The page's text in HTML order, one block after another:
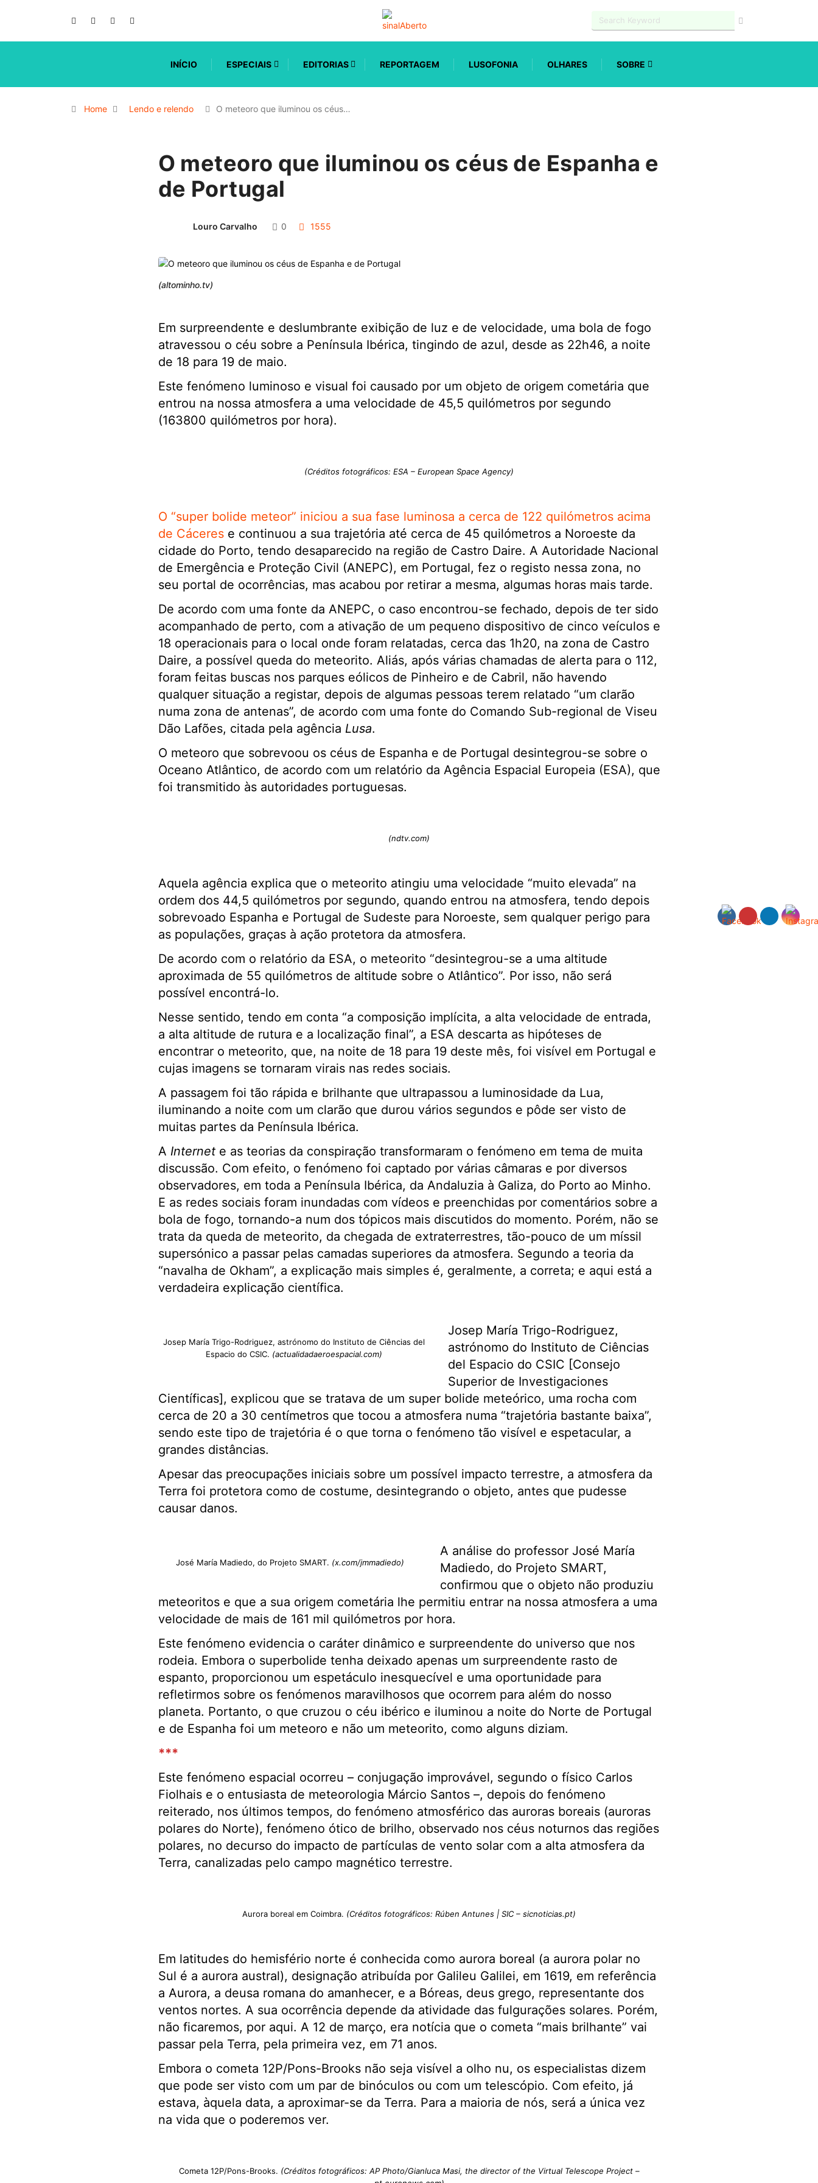
INÍCIO ESPECIAIS EDITORIAS REPORTAGEM LUSOFONIA OLHARES SOBRE
Home Lendo e relendo O meteoro que iluminou os céus…
O meteoro que iluminou os céus de Espanha e
de Portugal
Louro Carvalho 0 1555
(altominho.tv)
Em surpreendente e deslumbrante exibição de luz e de velocidade, uma bola de fogo
atravessou o céu sobre a Península Ibérica, tingindo de azul, desde as 22h46, a noite
de 18 para 19 de maio.
Este fenómeno luminoso e visual foi causado por um objeto de origem cometária que
entrou na nossa atmosfera a uma velocidade de 45,5 quilómetros por segundo
(163800 quilómetros por hora).
(Créditos fotográficos: ESA – European Space Agency)
O “super bolide meteor” iniciou a sua fase luminosa a cerca de 122 quilómetros acima
de Cácerese continuou a sua trajetória até cerca de 45 quilómetros a Noroeste da
cidade do Porto, tendo desaparecido na região de Castro Daire. A Autoridade Nacional
de Emergência e Proteção Civil (ANEPC), em Portugal, fez o registo nessa zona, no
seu portal de ocorrências, mas acabou por retirar a mesma, algumas horas mais tarde.
De acordo com uma fonte da ANEPC, o caso encontrou-se fechado, depois de ter sido
acompanhado de perto, com a ativação de um pequeno dispositivo de cinco veículos e
18 operacionais para o local onde foram relatadas, cerca das 1h20, na zona de Castro
Daire, a possível queda do meteorito. Aliás, após várias chamadas de alerta para o 112,
foram feitas buscas nos parques eólicos de Pinheiro e de Cabril, não havendo
qualquer situação a registar, depois de algumas pessoas terem relatado “um clarão
numa zona de antenas”, de acordo com uma fonte do Comando Sub-regional de Viseu
Dão Lafões, citada pela agência Lusa.
O meteoro que sobrevoou os céus de Espanha e de Portugal desintegrou-se sobre o
Oceano Atlântico, de acordo com um relatório da Agência Espacial Europeia (ESA), que
foi transmitido às autoridades portuguesas.
(ndtv.com)
Aquela agência explica que o meteorito atingiu uma velocidade “muito elevada” na
ordem dos 44,5 quilómetros por segundo, quando entrou na atmosfera, tendo depois
sobrevoado Espanha e Portugal de Sudeste para Noroeste, sem qualquer perigo para
as populações, graças à ação protetora da atmosfera.
De acordo com o relatório da ESA, o meteorito “desintegrou-se a uma altitude
aproximada de 55 quilómetros de altitude sobre o Atlântico”. Por isso, não será
possível encontrá-lo.
Nesse sentido, tendo em conta “a composição implícita, a alta velocidade de entrada,
a alta altitude de rutura e a localização final”, a ESA descarta as hipóteses de
encontrar o meteorito, que, na noite de 18 para 19 deste mês, foi visível em Portugal e
cujas imagens se tornaram virais nas redes sociais.
A passagem foi tão rápida e brilhante que ultrapassou a luminosidade da Lua,
iluminando a noite com um clarão que durou vários segundos e pôde ser visto de
muitas partes da Península Ibérica.
A Internete as teorias da conspiração transformaram o fenómeno em tema de muita
discussão. Com efeito, o fenómeno foi captado por várias câmaras e por diversos
observadores, em toda a Península Ibérica, da Andaluzia à Galiza, do Porto ao Minho.
E as redes sociais foram inundadas com vídeos e preenchidas por comentários sobre a
bola de fogo, tornando-a num dos tópicos mais discutidos do momento. Porém, não se
trata da queda de meteorito, da chegada de extraterrestres, tão-pouco de um míssil
supersónico a passar pelas camadas superiores da atmosfera. Segundo a teoria da
“navalha de Okham”, a explicação mais simples é, geralmente, a correta; e aqui está a
verdadeira explicação científica.
Josep María Trigo-Rodriguez, astrónomo do Instituto de Ciências del
Espacio do CSIC. (actualidadaeroespacial.com)
Josep María Trigo-Rodriguez,
astrónomo do Instituto de Ciências
del Espacio do CSIC [Consejo
Superior de Investigaciones
Científicas], explicou que se tratava de um super bolide meteórico, uma rocha com
cerca de 20 a 30 centímetros que tocou a atmosfera numa “trajetória bastante baixa”,
sendo este tipo de trajetória é o que torna o fenómeno tão visível e espetacular, a
grandes distâncias.
Apesar das preocupações iniciais sobre um possível impacto terrestre, a atmosfera da
Terra foi protetora como de costume, desintegrando o objeto, antes que pudesse
causar danos.
José María Madiedo, do Projeto SMART. (x.com/jmmadiedo)
A análise do professor José María
Madiedo, do Projeto SMART,
confirmou que o objeto não produziu
meteoritos e que a sua origem cometária lhe permitiu entrar na nossa atmosfera a uma
velocidade de mais de 161 mil quilómetros por hora.
Este fenómeno evidencia o caráter dinâmico e surpreendente do universo que nos
rodeia. Embora o superbolide tenha deixado apenas um surpreendente rasto de
espanto, proporcionou um espetáculo inesquecível e uma oportunidade para
refletirmos sobre os fenómenos maravilhosos que ocorrem para além do nosso
planeta. Portanto, o que cruzou o céu ibérico e iluminou a noite do Norte de Portugal
e de Espanha foi um meteoro e não um meteorito, como alguns diziam.
***
Este fenómeno espacial ocorreu – conjugação improvável, segundo o físico Carlos
Fiolhais e o entusiasta de meteorologia Márcio Santos –, depois do fenómeno
reiterado, nos últimos tempos, do fenómeno atmosférico das auroras boreais (auroras
polares do Norte), fenómeno ótico de brilho, observado nos céus noturnos das regiões
polares, no decurso do impacto de partículas de vento solar com a alta atmosfera da
Terra, canalizadas pelo campo magnético terrestre.
Aurora boreal em Coimbra. (Créditos fotográficos: Rúben Antunes | SIC – sicnoticias.pt)
Em latitudes do hemisfério norte é conhecida como aurora boreal (a aurora polar no
Sul é a aurora austral), designação atribuída por Galileu Galilei, em 1619, em referência
a Aurora, a deusa romana do amanhecer, e a Bóreas, deus grego, representante dos
ventos nortes. A sua ocorrência depende da atividade das fulgurações solares. Porém,
não ficaremos, por aqui. A 12 de março, era notícia que o cometa “mais brilhante” vai
passar pela Terra, pela primeira vez, em 71 anos.
Embora o cometa 12P/Pons-Brooks não seja visível a olho nu, os especialistas dizem
que pode ser visto com um par de binóculos ou com um telescópio. Com efeito, já
estava, àquela data, a aproximar-se da Terra. Para a maioria de nós, será a única vez
na vida que o poderemos ver.
Cometa 12P/Pons-Brooks. (Créditos fotográficos: AP Photo/Gianluca Masi, the director of the Virtual Telescope Project –